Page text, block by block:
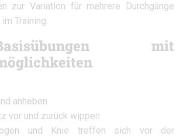
zur Variation für mehrere Durchgänge
Training.
mit
anheben
vor und zurück wippen
und Knie treffen sich vor der